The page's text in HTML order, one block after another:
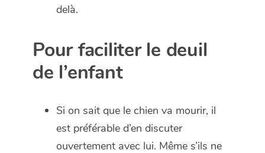
delà.
Pour faciliter le deuil
de l’enfant
Si on sait que le chien va mourir, il
est préférable d’en discuter
ouvertement avec lui. Même s’ils ne